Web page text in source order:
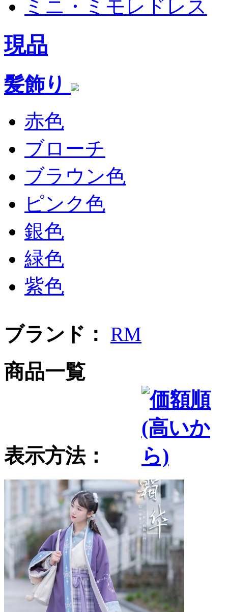
ミニ・ミモレドレス
現品
髪飾り
赤色
ブローチ
ブラウン色
ピンク色
銀色
緑色
紫色
ブランド： RM
商品一覧
表示方法：